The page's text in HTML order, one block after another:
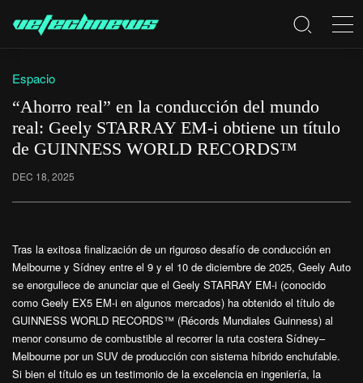
Espacio
“Ahorro real” en la conducción del mundo
real: Geely STARRAY EM-i obtiene un título
de GUINNESS WORLD RECORDS™
DEC 18, 2025
Tras la exitosa finalización de un riguroso desafío de conducción en
Melbourne y Sídney entre el 9 y el 10 de diciembre de 2025, Geely Auto
se enorgullece de anunciar que el Geely STARRAY EM-i (conocido
como Geely EX5 EM-i en algunos mercados) ha obtenido el título de
GUINNESS WORLD RECORDS™ (Récords Mundiales Guinness) al
menor consumo de combustible al recorrer la ruta costera Sídney–
Melbourne por un SUV de producción con sistema híbrido enchufable.
Si bien el título es un testimonio de la excelencia en ingeniería, la